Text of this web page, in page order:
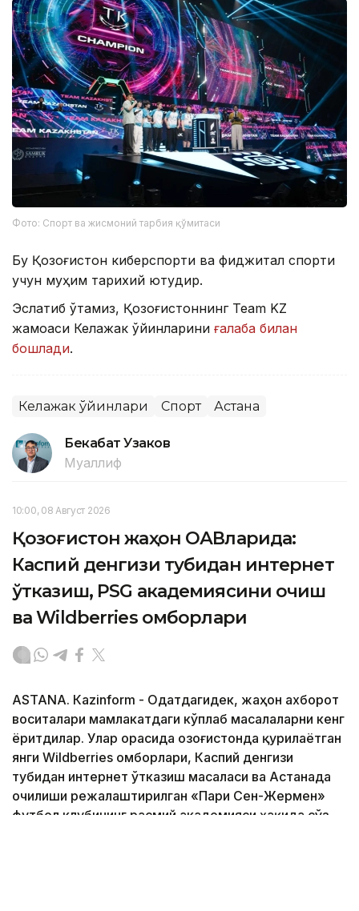
Фото: Спорт ва жисмоний тарбия қўмитаси
Бу Қозоғистон киберспорти ва фиджитал спорти
учун муҳим тарихий ютуқдир.
Эслатиб ўтамиз, Қозоғистоннинг Team KZ
жамоаси Келажак ўйинларини ғалаба билан
бошлади.
Келажак ўйинлари Спорт Астана
Бекабат Узаков
Муаллиф
10:00, 08 Август 2026
Қозоғистон жаҳон ОАВларида:
Каспий денгизи тубидан интернет
ўтказиш, PSG академиясини очиш
ва Wildberries омборлари
ASTANА. Кazinform - Одатдагидек, жаҳон ахборот
воситалари мамлакатдаги кўплаб масалаларни кенг
ёритдилар. Улар орасида Қозоғистонда қурилаётган
янги Wildberries омборлари, Каспий денгизи
тубидан интернет ўтказиш масаласи ва Астанада
очилиши режалаштирилган «Пари Сен-Жермен»
футбол клубининг расмий академияси ҳақида сўз